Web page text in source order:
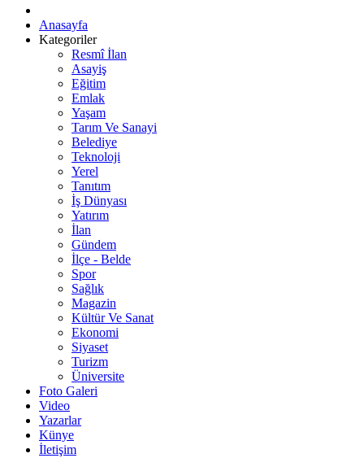
Anasayfa
Kategoriler
Resmî İlan
Asayiş
Eğitim
Emlak
Yaşam
Tarım Ve Sanayi
Belediye
Teknoloji
Yerel
Tanıtım
İş Dünyası
Yatırım
İlan
Gündem
İlçe - Belde
Spor
Sağlık
Magazin
Kültür Ve Sanat
Ekonomi
Siyaset
Turizm
Üniversite
Foto Galeri
Video
Yazarlar
Künye
İletişim